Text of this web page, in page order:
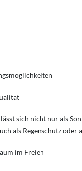
sich nicht nur als
als Regenschutz oder
im Freien